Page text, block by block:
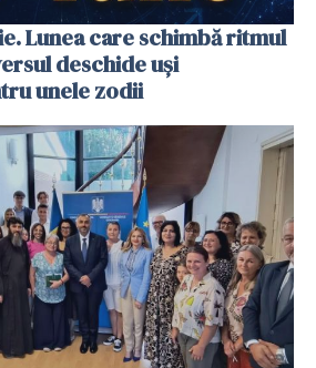
Lunea care schimbă ritmul
deschide uși
unele zodii